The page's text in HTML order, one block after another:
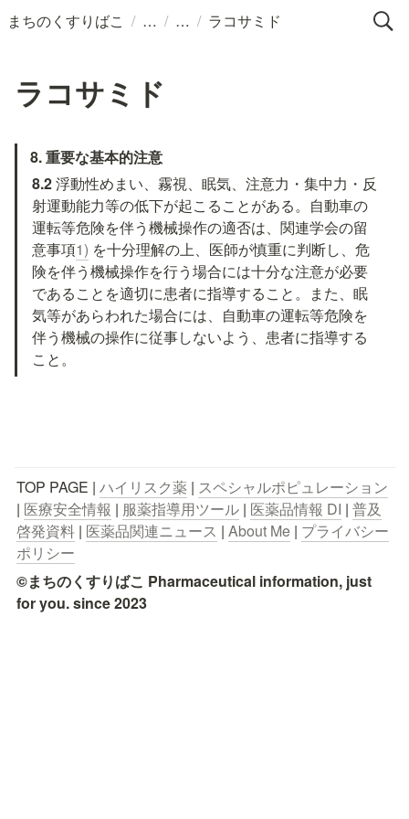
まちのくすりばこ / / / ラコサミド
ラコサミド
8. 重要な基本的注意
8.2 浮動性めまい、霧視、眠気、注意力・集中力・反
射運動能力等の低下が起こることがある。自動車の
運転等危険を伴う機械操作の適否は、関連学会の留
意事項1) を十分理解の上、医師が慎重に判断し、危
険を伴う機械操作を行う場合には十分な注意が必要
であることを適切に患者に指導すること。また、眠
気等があらわれた場合には、自動車の運転等危険を
伴う機械の操作に従事しないよう、患者に指導する
こと。
TOP PAGE | ハイリスク薬 | スペシャルポピュレーション
| 医療安全情報 | 服薬指導用ツール | 医薬品情報 DI | 普及
啓発資料 | 医薬品関連ニュース | About Me | プライバシー
ポリシー
©まちのくすりばこ Pharmaceutical information, just
for you. since 2023